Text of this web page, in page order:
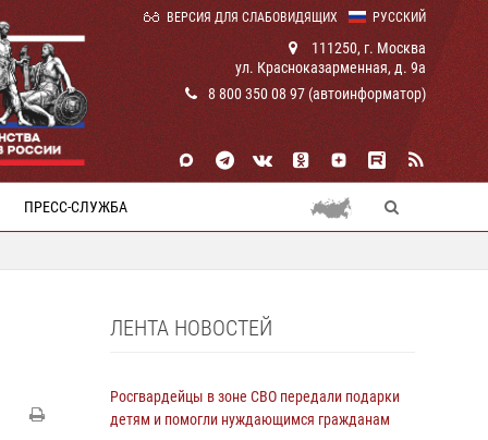
РУССКИЙ
ВЕРСИЯ ДЛЯ СЛАБОВИДЯЩИХ
111250, г. Москва
ул. Красноказарменная, д. 9а
8 800 350 08 97 (автоинформатор)
ПРЕСС-СЛУЖБА
ЛЕНТА НОВОСТЕЙ
Росгвардейцы в зоне СВО передали подарки
детям и помогли нуждающимся гражданам